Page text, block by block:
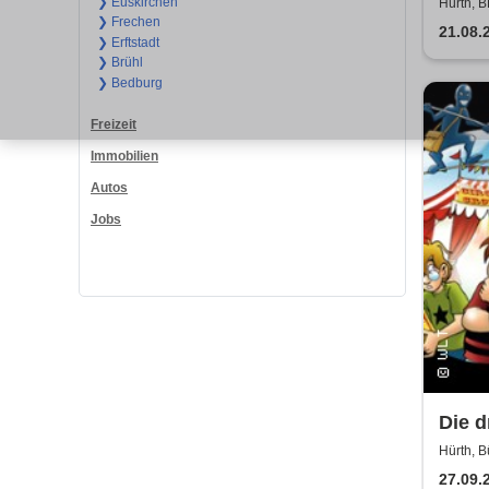
❯ Frechen
❯ Erftstadt
❯ Brühl
❯ Bedburg
Freizeit
Immobilien
Autos
Jobs
Air
Hürth,
Die
Hürth,